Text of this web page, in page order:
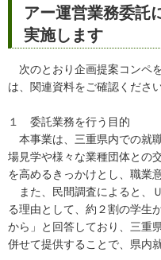
アー運営業務委託
実施します
次のとおり企画提案コンペ
は、関連資料をご確認ください
１ 委託業務を行う目的
本事業は、三重県内での就
場見学や様々な業種団体との
を高めるきっかけとし、職業
また、民間調査によると、
る理由として、約２割の学生
から」と回答しており、三重
併せて提供することで、県内